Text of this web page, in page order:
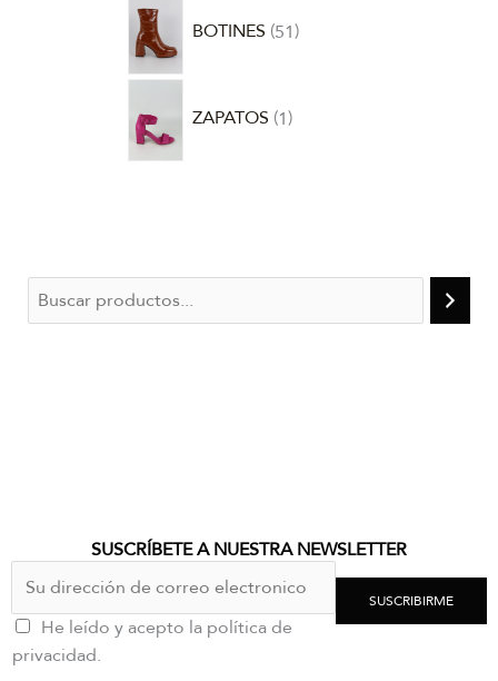
BOTINES 51
ZAPATOS 1
SUSCRÍBETE A NUESTRA NEWSLETTER
He leído y acepto la política de
privacidad.
SUSCRIBIRME